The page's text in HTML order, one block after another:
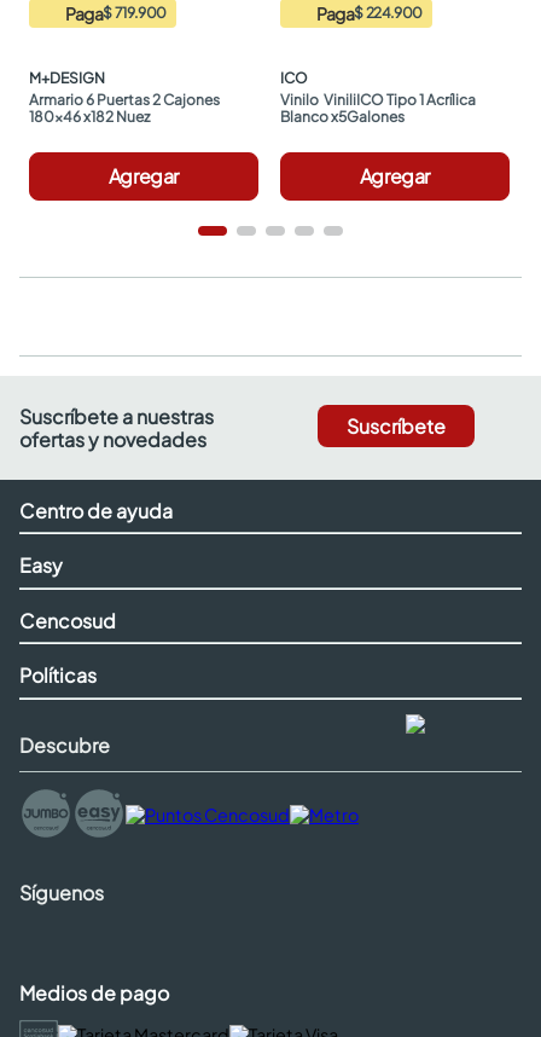
Paga$ 719.900
M+DESIGN
Armario 6 Puertas 2 Cajones
180x46 x182 Nuez
Agregar
Paga$ 224.900
ICO
Vinilo  ViniliICO Tipo 1 Acrílica
Blanco x5Galones
Agregar
Suscríbete a nuestras
ofertas y novedades
Suscríbete
Centro de ayuda
Easy
Cencosud
Políticas
Descubre
Síguenos
Medios de pago